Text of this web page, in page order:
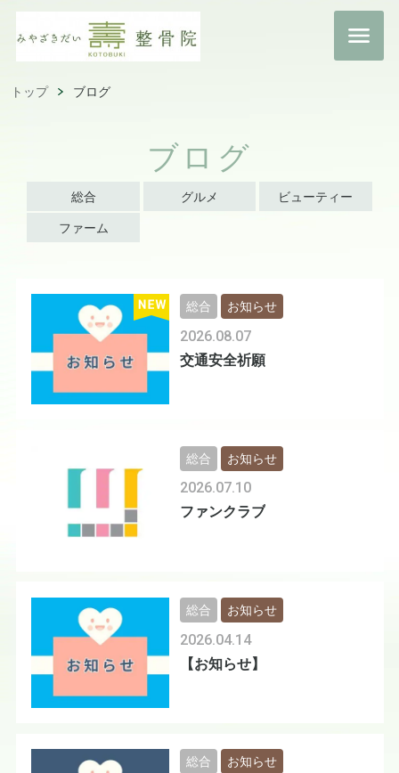
トップ ブログ
ブログ
総合 グルメ ビューティー
ファーム
交通安全祈願
2026.08.07
総合 お知らせ
ファンクラブ
2026.07.10
総合 お知らせ
【お知らせ】
2026.04.14
総合 お知らせ
総合 お知らせ